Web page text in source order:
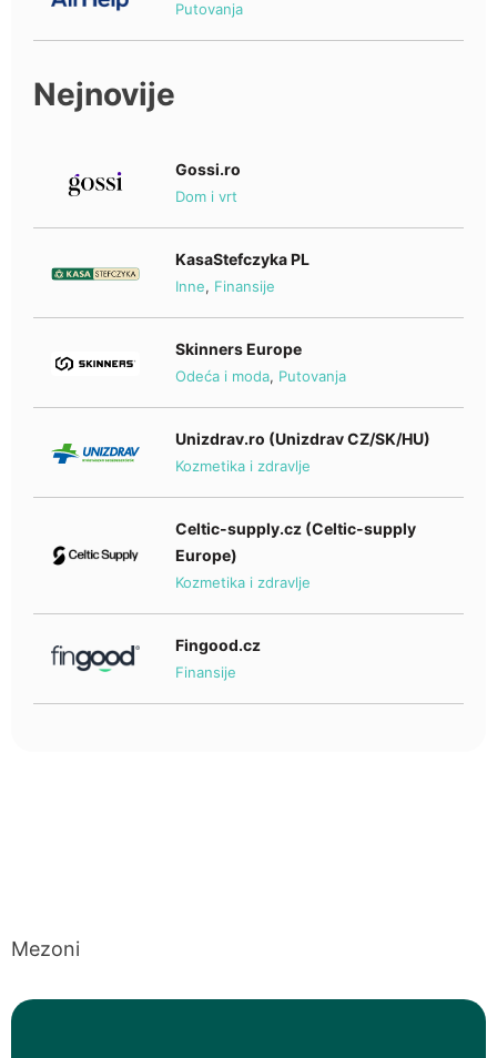
Putovanja
Nejnovije
Gossi.ro
Dom i vrt
KasaStefczyka PL
Inne, Finansije
Skinners Europe
Odeća i moda, Putovanja
Unizdrav.ro (Unizdrav CZ/SK/HU)
Kozmetika i zdravlje
Celtic-supply.cz (Celtic-supply
Europe)
Kozmetika i zdravlje
Fingood.cz
Finansije
Mezoni